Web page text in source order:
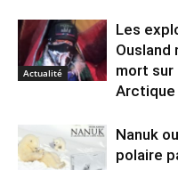
Actualité
Les
Ousland
mort sur
Arctique
Nanuk
polaire